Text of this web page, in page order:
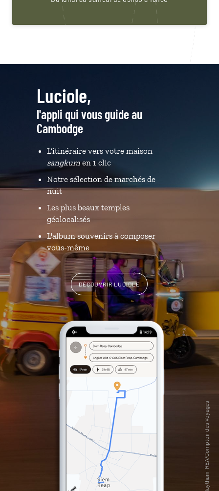
Luciole,
l'appli qui vous guide au
Cambodge
L’itinéraire vers votre maison
sangkumen 1 clic
Notre sélection de marchés de
nuit
Les plus beaux temples
géolocalisés
L'album souvenirs à composer
vous-même
DÉCOUVRIR LUCIOLE